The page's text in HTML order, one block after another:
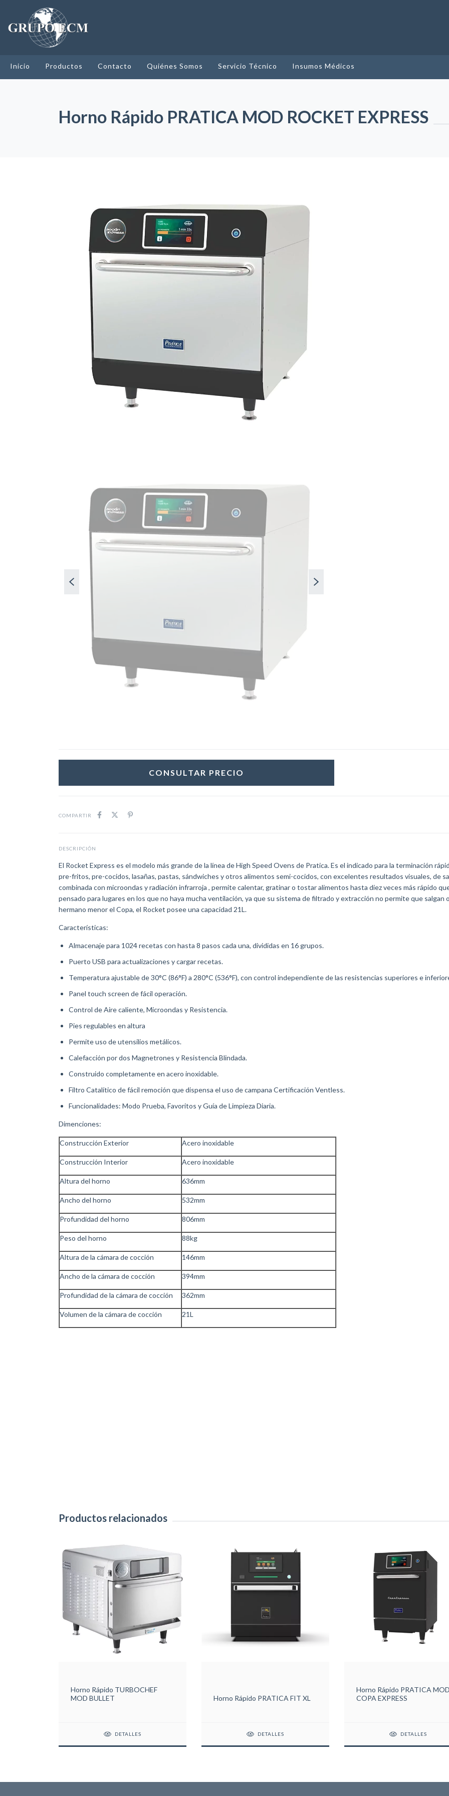
Inicio Productos Contacto Quiénes Somos Servicio Técnico Insumos Médicos
Horno Rápido PRATICA MOD ROCKET EXPRESS
COMPARTIR
DESCRIPCIÓN
El Rocket Express es el modelo más grande de la línea de High Speed Ovens de Pratica. Es el indicado para la terminación
pre-fritos, pre-cocidos, lasañas, pastas, sándwiches y otros alimentos semi-cocidos, con excelentes resultados visuales, de
combinada con microondas y radiación infrarroja , permite calentar, gratinar o tostar alimentos hasta diez veces más rápido
pensado para lugares en los que no haya mucha ventilación, ya que su sistema de filtrado y extracción no permite que salgan
hermano menor el Copa, el Rocket posee una capacidad 21L.
Características:
Almacenaje para 1024 recetas con hasta 8 pasos cada una, divididas en 16 grupos.
Puerto USB para actualizaciones y cargar recetas.
Temperatura ajustable de 30°C (86°F) a 280°C (536°F), con control independiente de las resistencias superiores e
Panel touch screen de fácil operación.
Control de Aire caliente, Microondas y Resistencia.
Pies regulables en altura
Permite uso de utensilios metálicos.
Calefacción por dos Magnetrones y Resistencia Blindada.
Construido completamente en acero inoxidable.
Filtro Catalítico de fácil remoción que dispensa el uso de campana Certificación Ventless.
Funcionalidades: Modo Prueba, Favoritos y Guía de Limpieza Diaria.
Dimenciones:
Construcción Exterior Acero inoxidable
Construcción Interior Acero inoxidable
Altura del horno 636mm
Ancho del horno 532mm
Profundidad del horno 806mm
Peso del horno 88kg
Altura de la cámara de cocción 146mm
Ancho de la cámara de cocción 394mm
Profundidad de la cámara de cocción 362mm
Volumen de la cámara de cocción 21L
Productos relacionados
Horno Rápido TURBOCHEF
MOD BULLET
DETALLES
Horno Rápido PRATICA FIT XL
DETALLES
Horno Rápido PRATICA MOD
COPA EXPRESS
DETALLES